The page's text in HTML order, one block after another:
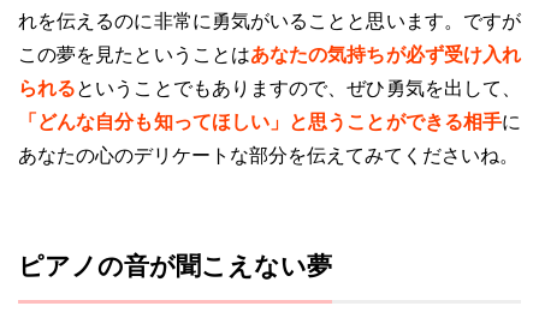
れを伝えるのに非常に勇気がいることと思います。ですが
この夢を見たということはあなたの気持ちが必ず受け入れ
られるということでもありますので、ぜひ勇気を出して、
「どんな自分も知ってほしい」と思うことができる相手に
あなたの心のデリケートな部分を伝えてみてくださいね。
ピアノの音が聞こえない夢